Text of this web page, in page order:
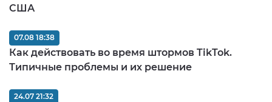
США
Как действовать во время штормов TikTok.
Типичные проблемы и их решение
07.08 18:38
24.07 21:32